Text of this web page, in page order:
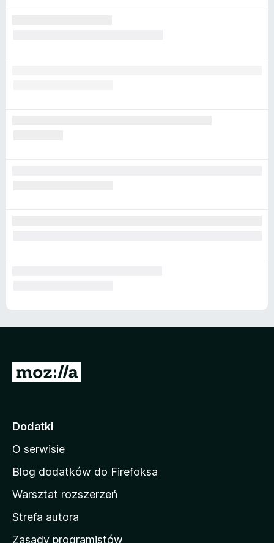
S
o
a
d
m
o
w
Dodatki
O serwisie
Blog dodatków do Firefoksa
Warsztat rozszerzeń
Strefa autora
Zasady programistów